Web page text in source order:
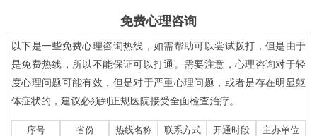
免费心理咨询
以下是一些免费心理咨询热线，如需帮助可以尝试拨打，但是由于
是免费热线，所以不能保证可以打通。需要注意，心理咨询对于轻
度心理问题可能有效，但是对于严重心理问题，或者是存在明显躯
体症状的，建议必须到正规医院接受全面检查治疗。
序号 省份 热线名称 联系方式 开通时段 主办单位